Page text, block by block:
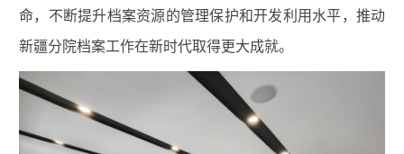
命，不断提升档案资源的管理保护和开发利用水平，推动
新疆分院档案工作在新时代取得更大成就。